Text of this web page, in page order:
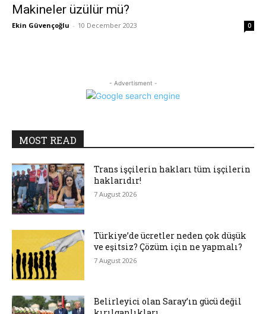
Makineler üzülür mü?
Ekin Güvençoğlu - 10 December 2023 0
- Advertisment -
MOST READ
Trans işçilerin hakları tüm işçilerin
haklarıdır!
7 August 2026
Türkiye’de ücretler neden çok düşük
ve eşitsiz? Çözüm için ne yapmalı?
7 August 2026
Belirleyici olan Saray’ın gücü değil